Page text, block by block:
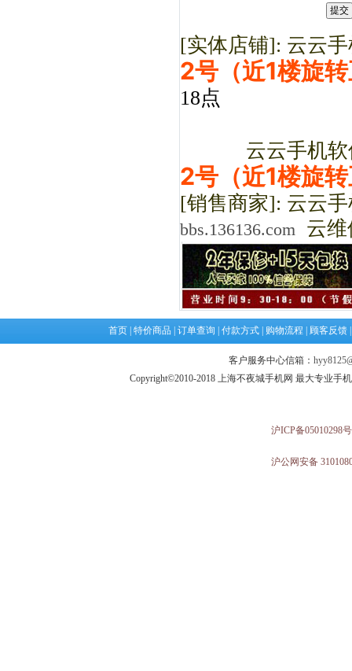
[实体店铺]: 云云
2号（近1楼旋
18点
云云手机软件
2号（近1楼旋
[销售商家]: 云云
bbs.136136.com 云
首页 特价商品 订单查询 付款方式 购物流程 顾客反馈
客户服务中心信箱：
Copyright©2010-2018 上海不夜城手机网 最大专业手
沪ICP备05010298号
沪公网安备